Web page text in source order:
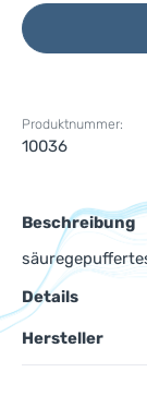
Produktnummer:
10036
Beschreibung
Details
Hersteller